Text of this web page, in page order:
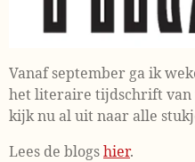
Vanaf september ga ik
het literaire tijdschrift van
kijk nu al uit naar alle
Lees de blogshier.